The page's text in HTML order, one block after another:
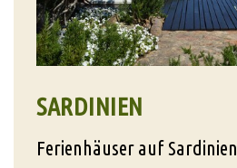
SARDINIEN
Ferienhäuser auf Sardinien